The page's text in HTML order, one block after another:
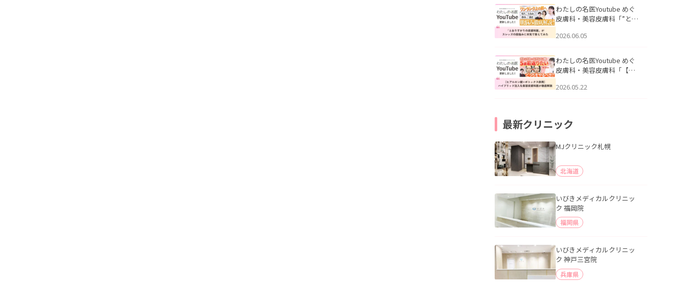
公開いたしました。
わたしの名医Youtube めぐ
皮膚科・美容皮膚科「”とお
ッズの肌悩みに本気で答え
た。
2026.06.05
わたしの名医Youtube めぐ
皮膚科・美容皮膚科「【ヒ
用】ハイブリッド注入を美
2026.05.22
最新クリニック
MJクリニック札幌
北海道
いびきメディカルクリニッ
ク 福岡院
福岡県
いびきメディカルクリニッ
ク 神戸三宮院
兵庫県